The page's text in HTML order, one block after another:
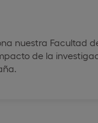
nuestra Facultad
de la